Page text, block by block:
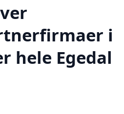
i
hele Egedal